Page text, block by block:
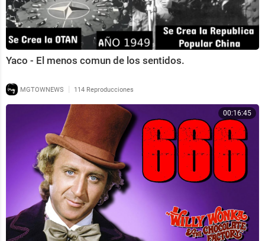
Yaco - El menos comun de los sentidos.
MGTOWNEWS | 114 Reproducciones
00:16:45